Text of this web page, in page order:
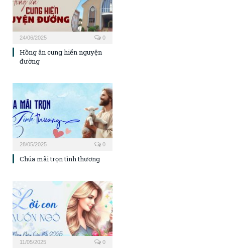
24/06/2025 0
Hồng ân cung hiến nguyện
đường
28/05/2025 0
Chúa mãi trọn tình thương
11/05/2025 0